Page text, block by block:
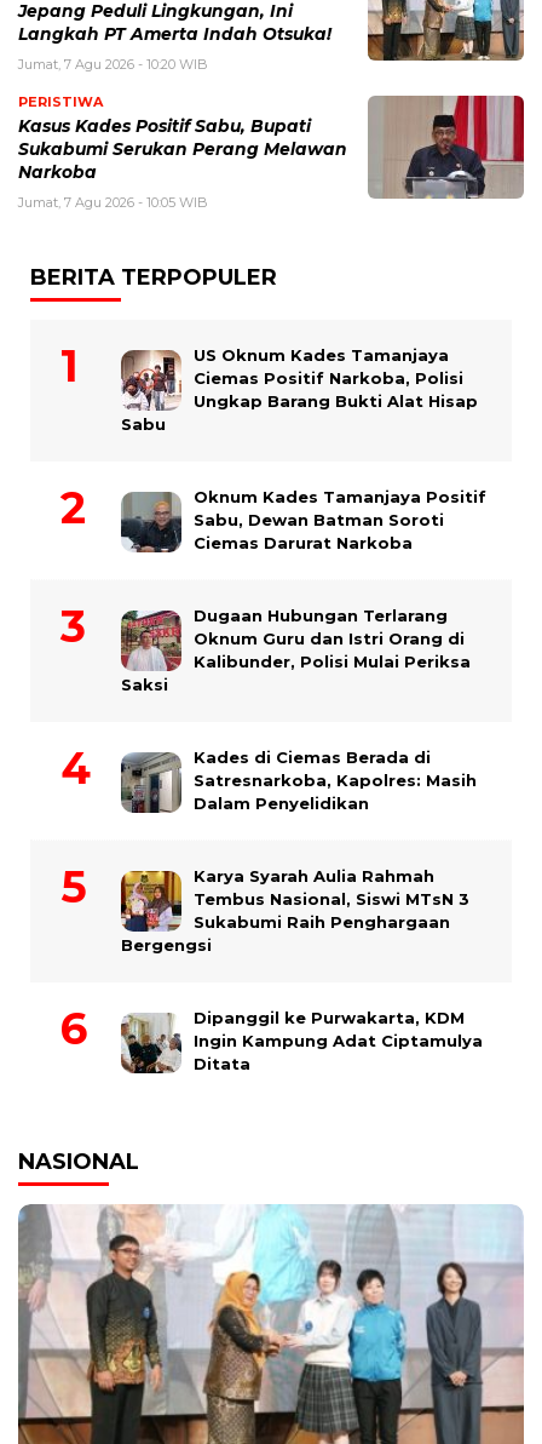
Jepang Peduli Lingkungan, Ini
Langkah PT Amerta Indah Otsuka!
Jumat, 7 Agu 2026 - 10:20 WIB
PERISTIWA
Kasus Kades Positif Sabu, Bupati
Sukabumi Serukan Perang Melawan
Narkoba
Jumat, 7 Agu 2026 - 10:05 WIB
BERITA TERPOPULER
US Oknum Kades Tamanjaya
Ciemas Positif Narkoba, Polisi
Ungkap Barang Bukti Alat Hisap
Sabu
Oknum Kades Tamanjaya Positif
Sabu, Dewan Batman Soroti
Ciemas Darurat Narkoba
Dugaan Hubungan Terlarang
Oknum Guru dan Istri Orang di
Kalibunder, Polisi Mulai Periksa
Saksi
Kades di Ciemas Berada di
Satresnarkoba, Kapolres: Masih
Dalam Penyelidikan
Karya Syarah Aulia Rahmah
Tembus Nasional, Siswi MTsN 3
Sukabumi Raih Penghargaan
Bergengsi
Dipanggil ke Purwakarta, KDM
Ingin Kampung Adat Ciptamulya
Ditata
NASIONAL